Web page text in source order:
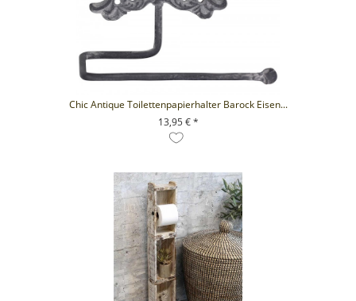
Chic Antique Toilettenpapierhalter Barock Eisen...
13,95 € *
+ IN DEN WARENKORB